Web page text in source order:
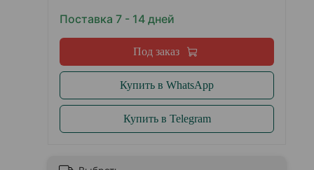
Поставка 7 - 14 дней
Под заказ
Купить в WhatsApp
Купить в Telegram